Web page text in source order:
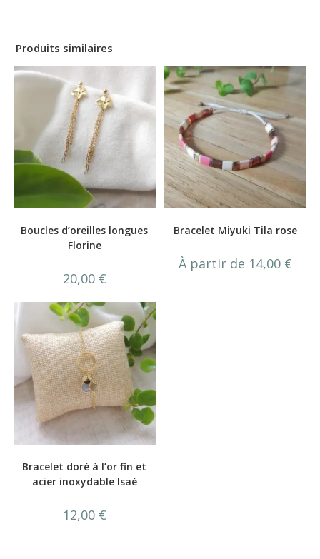
Produits similaires
Boucles d’oreilles longues
Florine
20,00 €
Bracelet Miyuki Tila rose
À partir de 14,00 €
Bracelet doré à l’or fin et
acier inoxydable Isaé
12,00 €